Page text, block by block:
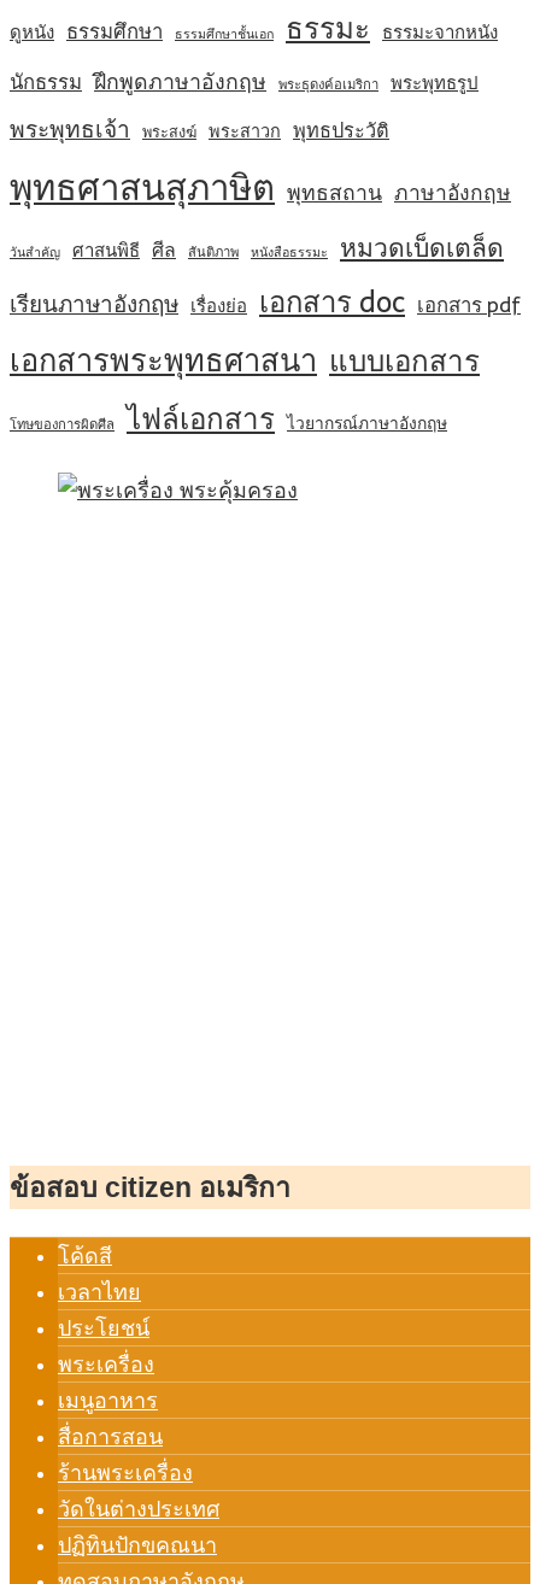
ดูหนัง ธรรมศึกษา ธรรมศึกษาชั้นเอก ธรรมะ ธรรมะจากหนัง
นักธรรม ฝึกพูดภาษาอังกฤษ พระธุดงค์อเมริกา พระพุทธรูป
พระพุทธเจ้า พระสงฆ์ พระสาวก พุทธประวัติ
พุทธศาสนสุภาษิต พุทธสถาน ภาษาอังกฤษ
วันสำคัญ ศาสนพิธี ศีล สันติภาพ หนังสือธรรมะ หมวดเบ็ดเตล็ด
เรียนภาษาอังกฤษ เรื่องย่อ เอกสาร doc เอกสาร pdf
เอกสารพระพุทธศาสนา แบบเอกสาร
โทษของการผิดศีล ไฟล์เอกสาร ไวยากรณ์ภาษาอังกฤษ
ข้อสอบ citizen อเมริกา
โค้ดสี
เวลาไทย
ประโยชน์
พระเครื่อง
เมนูอาหาร
สื่อการสอน
ร้านพระเครื่อง
วัดในต่างประเทศ
ปฏิทินปักขคณนา